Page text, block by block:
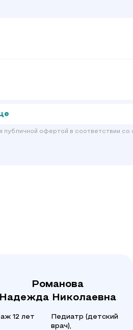
офертой в соответствии со
Романова
Надежда Николаевна
12 лет
Педиатр (детский
врач),